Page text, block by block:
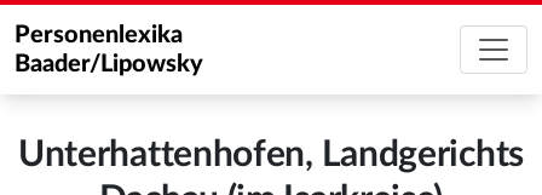
Personenlexika
Baader/Lipowsky
Unterhattenhofen, Landgerichts